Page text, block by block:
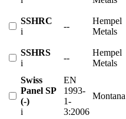
SSHRC
i
--
Hempel
Metals
SSHRS
i
--
Hempel
Metals
Swiss
Panel SP
(-)
i
EN
1993-
1-
3:2006
Montana